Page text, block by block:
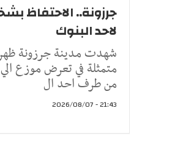
جرزونة.. الاحتفاظ
لاحد البنوك
شهدت مدينة جرزونة
متمثلة في تعرض موزع الي
من طرف احد ال
21:43 - 2026/08/07